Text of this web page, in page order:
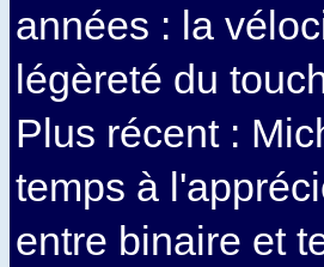
années : la
légèreté du
Plus récent :
temps à
entre binaire et